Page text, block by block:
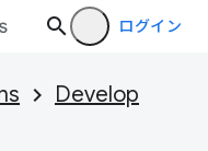
ログイン
Develop